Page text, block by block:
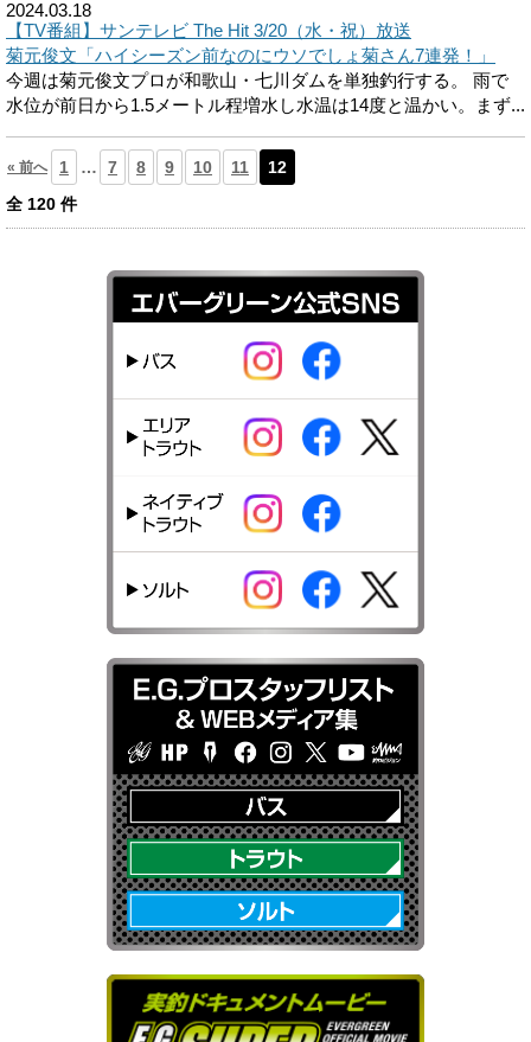
2024.03.18
【TV番組】サンテレビ The Hit 3/20（水・祝）放送
菊元俊文「ハイシーズン前なのにウソでしょ菊さん7連発！」
今週は菊元俊文プロが和歌山・七川ダムを単独釣行する。 雨で
水位が前日から1.5メートル程増水し水温は14度と温かい。まず...
« 前へ 1 … 7 8 9 10 11
12
全 120 件